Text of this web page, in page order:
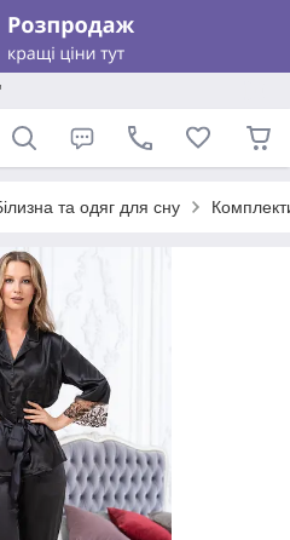
та одяг для сну